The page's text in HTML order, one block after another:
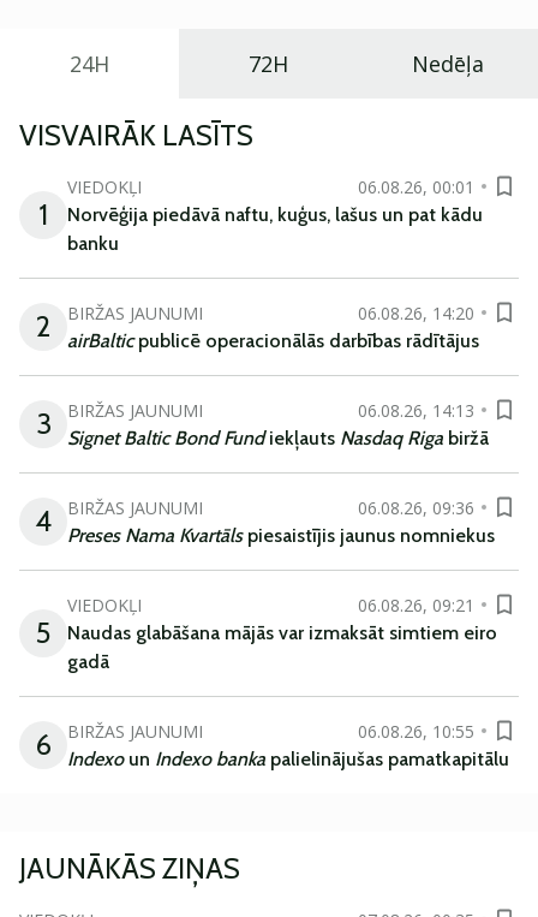
24H 72H Nedēļa
VISVAIRĀK LASĪTS
1
VIEDOKĻI
06.08.26, 00:01
Norvēģija piedāvā naftu, kuģus, lašus un pat kādu
banku
2 BIRŽAS JAUNUMI
06.08.26, 14:20
airBalticpublicē operacionālās darbības rādītājus
3 BIRŽAS JAUNUMI
06.08.26, 14:13
Signet Baltic Bond Fundiekļauts Nasdaq Riga biržā
4 BIRŽAS JAUNUMI
06.08.26, 09:36
Preses Nama Kvartāls piesaistījis jaunus nomniekus
5
VIEDOKĻI
06.08.26, 09:21
Naudas glabāšana mājās var izmaksāt simtiem eiro
gadā
6 BIRŽAS JAUNUMI
06.08.26, 10:55
Indexoun Indexo banka palielinājušas pamatkapitālu
JAUNĀKĀS ZIŅAS